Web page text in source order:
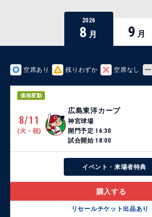
2026
8 月 9 月
空席あり 残りわずか 空席なし
価格変動
8/11
(火・祝)
広島東洋カープ
神宮球場
開門予定 16:30
試合開始 18:00
イベント・来場者特典
購入する
リセールチケット出品あり